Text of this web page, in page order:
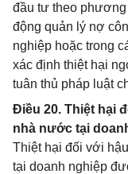
đầu tư theo
động quản lý nợ
nghiệp hoặc trong
xác định thiệt hại
tuân thủ pháp luật
Điều 20. Thiệt hại
nhà nước tại
Thiệt hại đối với
tại doanh nghiệp